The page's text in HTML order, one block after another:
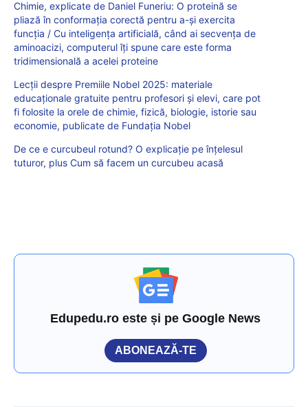
Chimie, explicate de Daniel Funeriu: O proteină se
pliază în conformația corectă pentru a-și exercita
funcția / Cu inteligența artificială, când ai secvența de
aminoacizi, computerul îți spune care este forma
tridimensională a acelei proteine
Lecții despre Premiile Nobel 2025: materiale
educaționale gratuite pentru profesori și elevi, care pot
fi folosite la orele de chimie, fizică, biologie, istorie sau
economie, publicate de Fundația Nobel
De ce e curcubeul rotund? O explicație pe înțelesul
tuturor, plus Cum să facem un curcubeu acasă
Edupedu.ro este și pe Google News
ABONEAZĂ-TE